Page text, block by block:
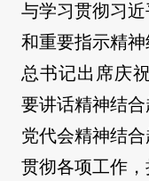
与学习贯彻习
和重要指示精
总书记出席庆
要讲话精神结
党代会精神结
贯彻各项工作，